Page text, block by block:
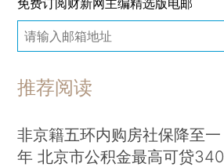
推荐阅读
非京籍五环内购房社保降至一
年 北京市公积金最高可贷340